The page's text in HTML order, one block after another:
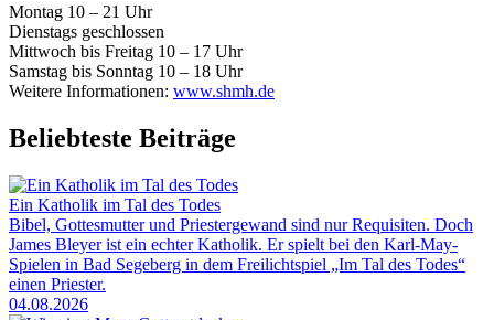
Montag 10 – 21 Uhr
Dienstags geschlossen
Mittwoch bis Freitag 10 – 17 Uhr
Samstag bis Sonntag 10 – 18 Uhr
Weitere Informationen: www.shmh.de
Beliebteste Beiträge
Ein Katholik im Tal des Todes
Bibel, Gottesmutter und Priestergewand sind nur Requisiten. Doch
James Bleyer ist ein echter Katholik. Er spielt bei den Karl-May-
Spielen in Bad Segeberg in dem Freilichtspiel „Im Tal des Todes“
einen Priester.
04.08.2026